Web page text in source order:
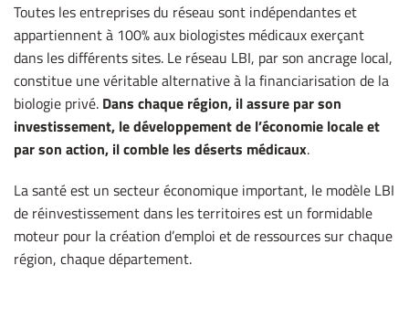
Toutes les entreprises du réseau sont indépendantes et
appartiennent à 100% aux biologistes médicaux exerçant
dans les différents sites. Le réseau LBI, par son ancrage local,
constitue une véritable alternative à la financiarisation de la
biologie privé. Dans chaque région, il assure par son
investissement, le développement de l’économie locale et
par son action, il comble les déserts médicaux.
La santé est un secteur économique important, le modèle LBI
de réinvestissement dans les territoires est un formidable
moteur pour la création d’emploi et de ressources sur chaque
région, chaque département.